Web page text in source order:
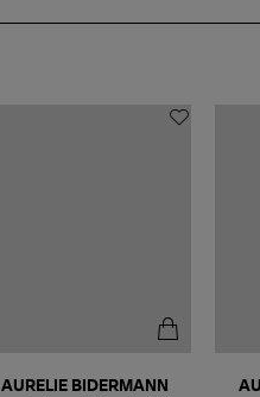
AURELIE BIDERMANN